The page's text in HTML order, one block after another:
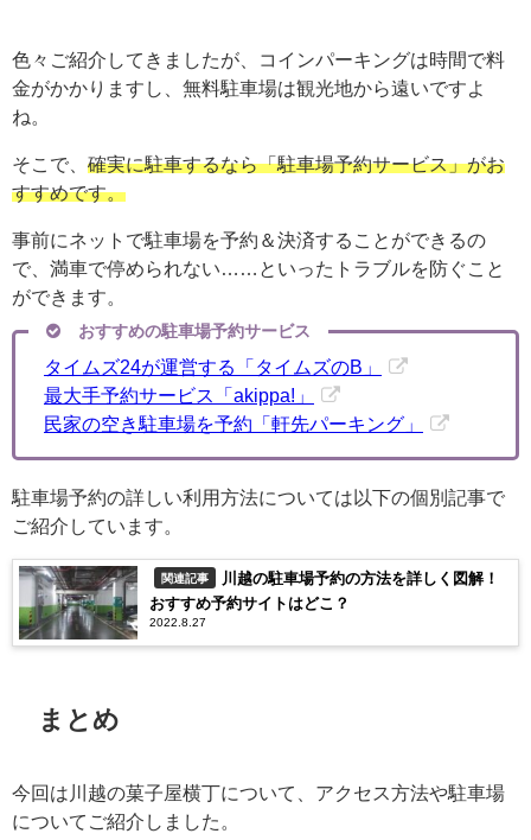
色々ご紹介してきましたが、コインパーキングは時間で料
金がかかりますし、無料駐車場は観光地から遠いですよ
ね。
そこで、 確実に駐車するなら「駐車場予約サービス」がお
すすめです。
事前にネットで駐車場を予約＆決済することができるの
で、満車で停められない……といったトラブルを防ぐこと
ができます。
おすすめの駐車場予約サービス
タイムズ24が運営する「タイムズのB」
最大手予約サービス「akippa!」
民家の空き駐車場を予約「軒先パーキング」
駐車場予約の詳しい利用方法については以下の個別記事で
ご紹介しています。
関連記事
川越の駐車場予約の方法を詳しく図解！
おすすめ予約サイトはどこ？
2022.8.27
まとめ
今回は川越の菓子屋横丁について、アクセス方法や駐車場
についてご紹介しました。